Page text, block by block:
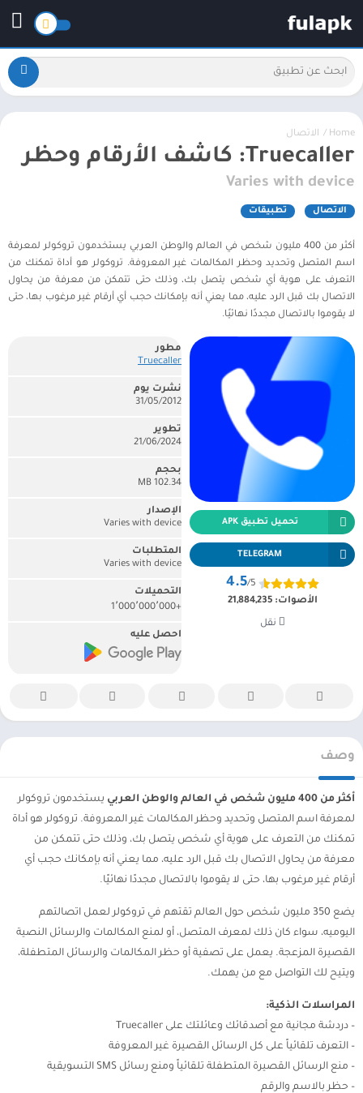
Home
/ الاتصال
Truecaller: كاشف الأرقام وحظر
Varies with device
الاتصال تطبيقات
أكثر من 400 مليون شخص في العالم والوطن العربي يستخدمون تروكولر لمعرفة
اسم المتصل وتحديد وحظر المكالمات غير المعروفة. تروكولر هو أداة تمكنك من
التعرف على هوية أي شخص يتصل بك، وذلك حتى تتمكن من معرفة من يحاول
الاتصال بك قبل الرد عليه، مما يعني أنه بإمكانك حجب أي أرقام غير مرغوب بها، حتى
لا يقوموا بالاتصال مجددًا نهائيًا.
تحميل تطبيق APK
TELEGRAM
4.5/5
الأصوات:21,884,235
نقل
مطور
Truecaller
نشرت يوم
31/05/2012
تطوير
21/06/2024
بحجم
102.34 MB
الإصدار
Varies with device
المتطلبات
Varies with device
التحميلات
+1٬000٬000٬000
احصل عليه
وصف
أكثر من 400 مليون شخص في العالم والوطن العربي
يستخدمون تروكولر
لمعرفة اسم المتصل وتحديد وحظر المكالمات غير المعروفة. تروكولر هو أداة
تمكنك من التعرف على هوية أي شخص يتصل بك، وذلك حتى تتمكن من
معرفة من يحاول الاتصال بك قبل الرد عليه، مما يعني أنه بإمكانك حجب أي
أرقام غير مرغوب بها، حتى لا يقوموا بالاتصال مجددًا نهائيًا.
يضع 350 مليون شخص حول العالم تقتهم في تروكولر لعمل اتصالتهم
اليوميه، سواء كان ذلك لمعرف المتصل، أو لمنع المكالمات والرسائل النصية
القصيرة المزعجة. يعمل على تصفية أو حظر المكالمات والرسائل المتطفلة،
ويتيح لك التواصل مع من يهمك.
المراسلات الذكية:
– دردشة مجانية مع أصدقائك وعائلتك على Truecaller
– التعرف تلقائياً على كل الرسائل القصيرة غير المعروفة
– منع الرسائل القصيرة المتطفلة تلقائياً ومنع رسائل SMS التسويقية
– حظر بالاسم والرقم